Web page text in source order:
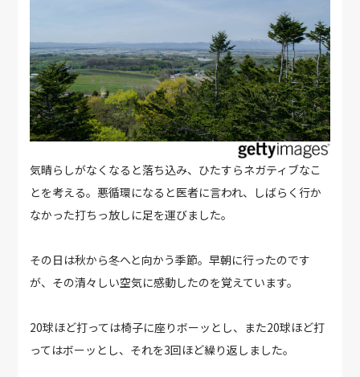
気晴らしがなくなると落ち込み、ひたすらネガティブなこ
とを考える。悪循環になると医者に言われ、しばらく行か
なかった打ちっ放しに足を運びました。
その日は秋から冬へと向かう季節。早朝に行ったのです
が、その清々しい空気に感動したのを覚えています。
20球ほど打っては椅子に座りボーッとし、また20球ほど打
ってはボーッとし、それを3回ほど繰り返しました。